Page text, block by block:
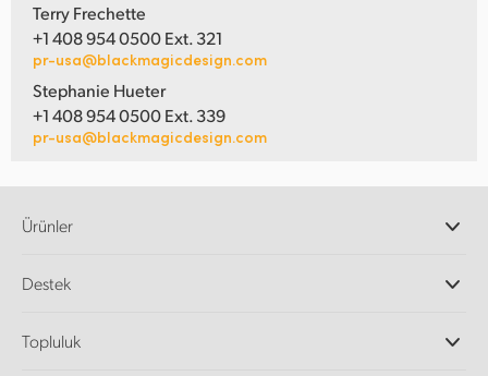
Terry Frechette
+1 408 954 0500 Ext. 321
pr-usa@blackmagicdesign.com
Stephanie Hueter
+1 408 954 0500 Ext. 339
pr-usa@blackmagicdesign.com
Ürünler
DaVinci Resolve ve Fusion Yazılımı
Ultimatte
Destek
Destek Merkezi
Topluluk